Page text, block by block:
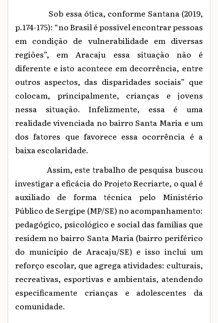
Sob essa ótica, conforme Santana (2019,
p.174-175): “no Brasil é possível encontrar pessoas
em condição de vulnerabilidade em diversas
regiões”, em Aracaju essa situação não é
diferente e isto acontece em decorrência, entre
outros aspectos, das disparidades sociais” que
colocam, principalmente, crianças e jovens
nessa situação. Infelizmente, essa é uma
realidade vivenciada no bairro Santa Maria e um
dos fatores que favorece essa ocorrência é a
baixa escolaridade.
Assim, este trabalho de pesquisa buscou
investigar a eficácia do Projeto Recriarte, o qual é
auxiliado de forma técnica pelo Ministério
Público de Sergipe (MP/SE) no acompanhamento:
pedagógico, psicológico e social das famílias que
residem no bairro Santa Maria (bairro periférico
do município de Aracaju/SE) e isso inclui um
reforço escolar, que agrega atividades: culturais,
recreativas, esportivas e ambientais, atendendo
especificamente crianças e adolescentes da
comunidade.